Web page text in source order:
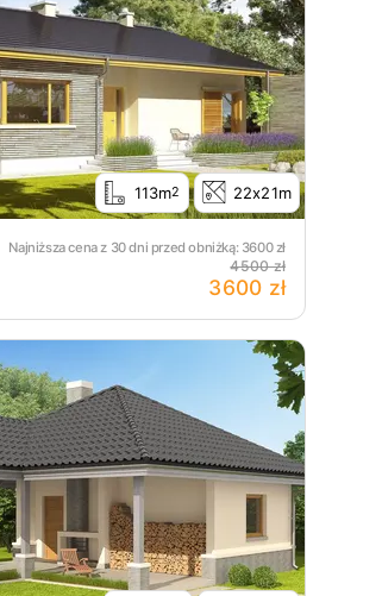
113m2 22x21m
Najniższa cena z 30 dni przed obniżką: 3600zł
4500 zł
3600 zł